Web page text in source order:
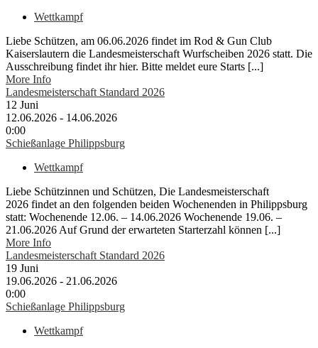
Wettkampf
Liebe Schützen, am 06.06.2026 findet im Rod & Gun Club
Kaiserslautern die Landesmeisterschaft Wurfscheiben 2026 statt. Die
Ausschreibung findet ihr hier. Bitte meldet eure Starts [...]
More Info
Landesmeisterschaft Standard 2026
12 Juni
12.06.2026 - 14.06.2026
0:00
Schießanlage Philippsburg
Wettkampf
Liebe Schützinnen und Schützen, Die Landesmeisterschaft
2026 findet an den folgenden beiden Wochenenden in Philippsburg
statt: Wochenende 12.06. – 14.06.2026 Wochenende 19.06. –
21.06.2026 Auf Grund der erwarteten Starterzahl können [...]
More Info
Landesmeisterschaft Standard 2026
19 Juni
19.06.2026 - 21.06.2026
0:00
Schießanlage Philippsburg
Wettkampf